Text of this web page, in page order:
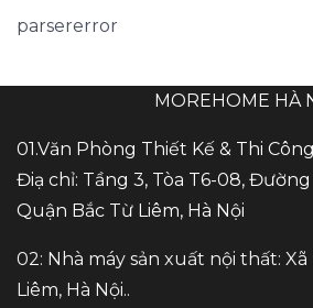
parsererror
MOREHOME HÀ
01.Văn Phòng Thiết Kế & Thi
Điạ chỉ: Tầng 3, Tòa T6-08,
Quận Bắc Từ Liêm, Hà Nội
02: Nhà máy sản xuất nội thất:
Liêm, Hà Nội..